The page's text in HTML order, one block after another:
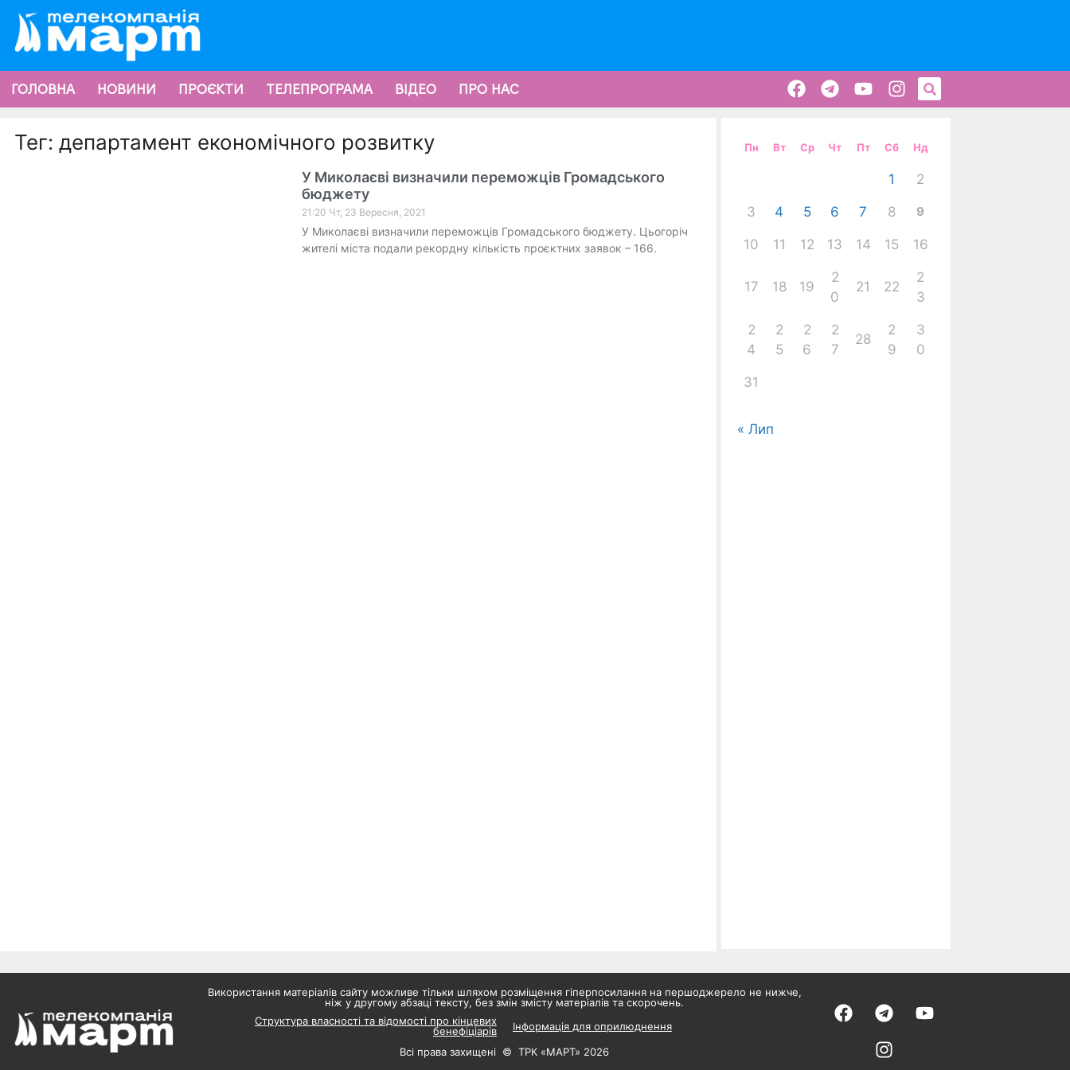
ГОЛОВНА НОВИНИ ПРОЄКТИ ТЕЛЕПРОГРАМА ВІДЕО ПРО НАС
Тег: департамент економічного розвитку
У Миколаєві визначили переможців Громадського
бюджету
21:20 Чт, 23 Вересня, 2021
У Миколаєві визначили переможців Громадського бюджету. Цьогоріч
жителі міста подали рекордну кількість проєктних заявок – 166.
Пн Вт Ср Чт Пт Сб Нд
1 2
3 4 5 6 7 8 9
10 11 12 13 14 15 16
17 18 19
2
0
21 22
2
3
2
4
2
5
2
6
2
7
28
2
9
3
0
31
« Лип
Використання матеріалів сайту можливе тільки шляхом розміщення гіперпосилання на першоджерело не нижче,
ніж у другому абзаці тексту, без змін змісту матеріалів та скорочень.
Структура власності та відомості про кінцевих
бенефіціарів
Інформація для оприлюднення
Всі права захищені © ТРК «МАРТ» 2026